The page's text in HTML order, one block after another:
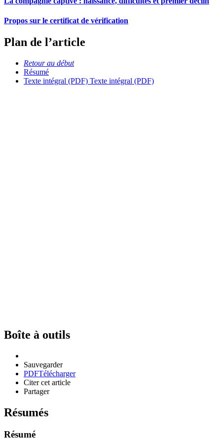
Propos sur le certificat de vérification
Plan de l’article
Retour au début
Résumé
Texte intégral (PDF) Texte intégral (PDF)
Boîte à outils
Sauvegarder
PDFTélécharger
Citer cet article
Partager
Résumés
Résumé